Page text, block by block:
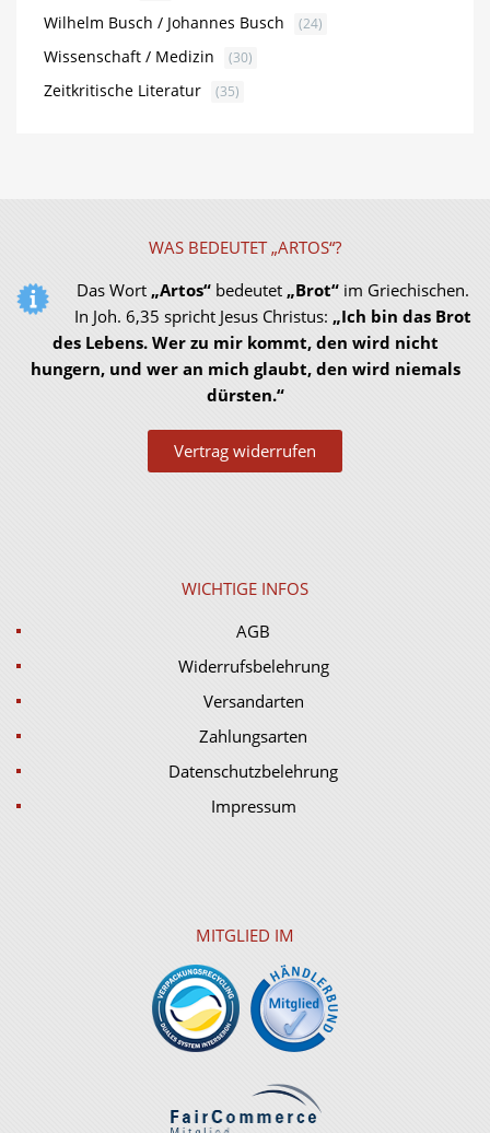
Wilhelm Busch / Johannes Busch (24)
Wissenschaft / Medizin (30)
Zeitkritische Literatur (35)
WAS BEDEUTET „ARTOS“?
Das Wort „Artos“bedeutet „Brot“im Griechischen.
In Joh. 6,35 spricht Jesus Christus: „Ich bin das Brot
des Lebens. Wer zu mir kommt, den wird nicht
hungern, und wer an mich glaubt, den wird niemals
dürsten.“
Vertrag widerrufen
WICHTIGE INFOS
AGB
Widerrufsbelehrung
Versandarten
Zahlungsarten
Datenschutzbelehrung
Impressum
MITGLIED IM